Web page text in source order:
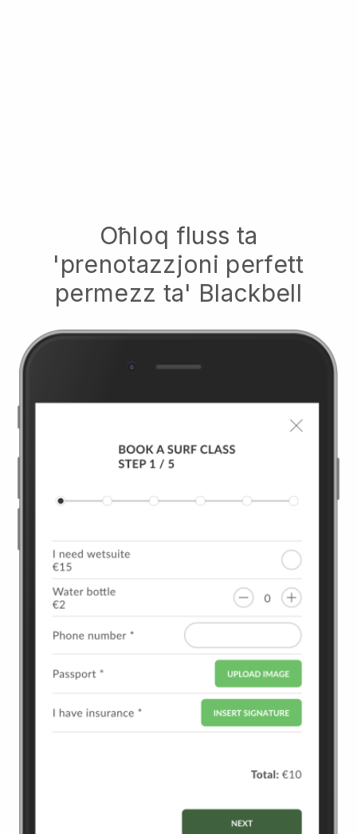
Oħloq fluss ta
'prenotazzjoni perfett
permezz ta' Blackbell